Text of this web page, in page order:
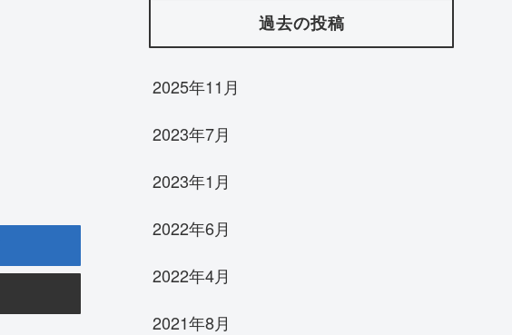
過去の投稿
2025年11月
2023年7月
2023年1月
2022年6月
2022年4月
2021年8月